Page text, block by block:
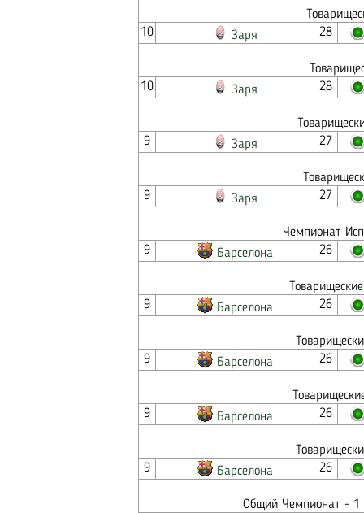
10
Заря 28
10
Заря 28
9
Заря 27
9
Заря 27
Чемпионат
9
Барселона 26
9
Барселона 26
9
Барселона 26
9
Барселона 26
9
Барселона 26
Общий Чемпионат - 1